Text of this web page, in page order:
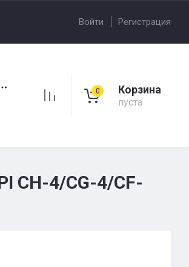
Войти Регистрация
0 Корзина
пуста
CH-4/CG-4/CF-